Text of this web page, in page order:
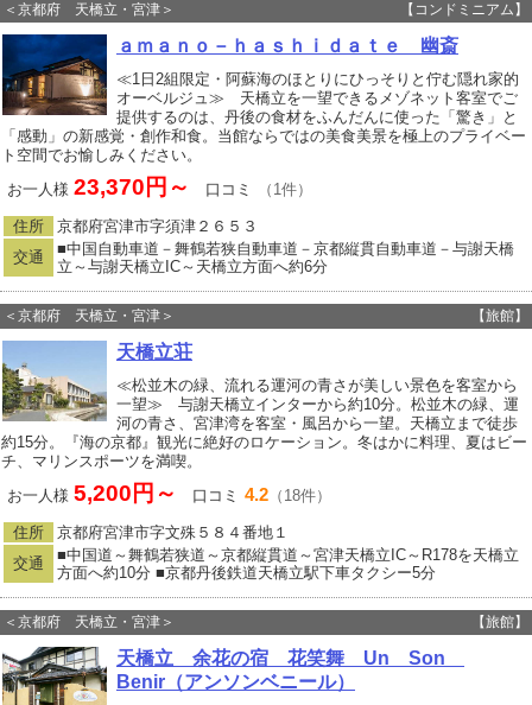
＜京都府 天橋立・宮津＞ 【コンドミニアム】
ａｍａｎｏ－ｈａｓｈｉｄａｔｅ 幽斎
≪1日2組限定・阿蘇海のほとりにひっそりと佇む隠れ家的
オーベルジュ≫ 天橋立を一望できるメゾネット客室でご
提供するのは、丹後の食材をふんだんに使った「驚き」と
「感動」の新感覚・創作和食。当館ならではの美食美景を極上のプライベー
ト空間でお愉しみください。
お一人様 23,370円～ 口コミ （1件）
住所
京都府宮津市字須津２６５３
交通
■中国自動車道－舞鶴若狭自動車道－京都縦貫自動車道－与謝天橋
立～与謝天橋立IC～天橋立方面へ約6分
＜京都府 天橋立・宮津＞ 【旅館】
天橋立荘
≪松並木の緑、流れる運河の青さが美しい景色を客室から
一望≫ 与謝天橋立インターから約10分。松並木の緑、運
河の青さ、宮津湾を客室・風呂から一望。天橋立まで徒歩
約15分。『海の京都』観光に絶好のロケーション。冬はかに料理、夏はビー
チ、マリンスポーツを満喫。
お一人様 5,200円～ 口コミ 4.2 （18件）
住所
京都府宮津市字文殊５８４番地１
交通
■中国道～舞鶴若狭道～京都縦貫道～宮津天橋立IC～R178を天橋立
方面へ約10分 ■京都丹後鉄道天橋立駅下車タクシー5分
＜京都府 天橋立・宮津＞ 【旅館】
天橋立 余花の宿 花笑舞 Un Son
Benir（アンソンベニール）